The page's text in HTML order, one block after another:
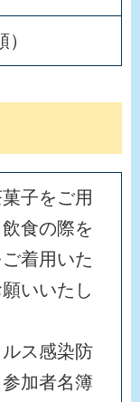
子をご用
食の際を
着用いた
いいたし
ス感染防
加者名簿